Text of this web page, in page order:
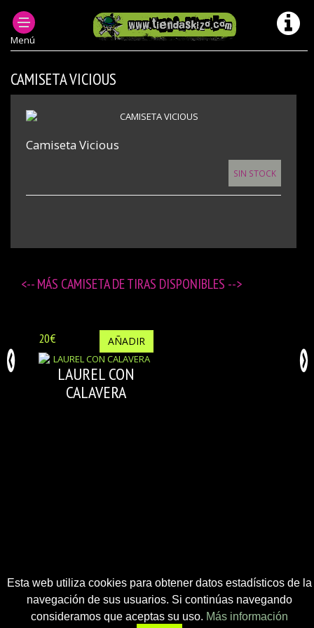
Menú
CAMISETA DE TIRAS
CAMISETA VICIOUS
Camiseta Vicious
SIN STOCK
<-- MÁS CAMISETA DE TIRAS DISPONIBLES -->
20€ AÑADIR
LAUREL CON
CALAVERA
Esta web utiliza cookies para obtener datos estadísticos de la
navegación de sus usuarios. Si continúas navegando
consideramos que aceptas su uso. Más información